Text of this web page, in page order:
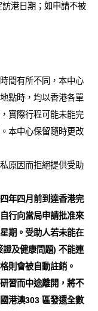
港日期；如申請不被
間有所不同，本中心
點時，均以香港各單
實際行程可能未能完
本中心保留隨時更改
原因而拒絕提供受助
年四月前到達香港完
行向當局申請批准來
期。受助人若未能在
及健康問題) 不能連
則會被自動註銷。
習而中途離開，將不
港澳303 區發還全數